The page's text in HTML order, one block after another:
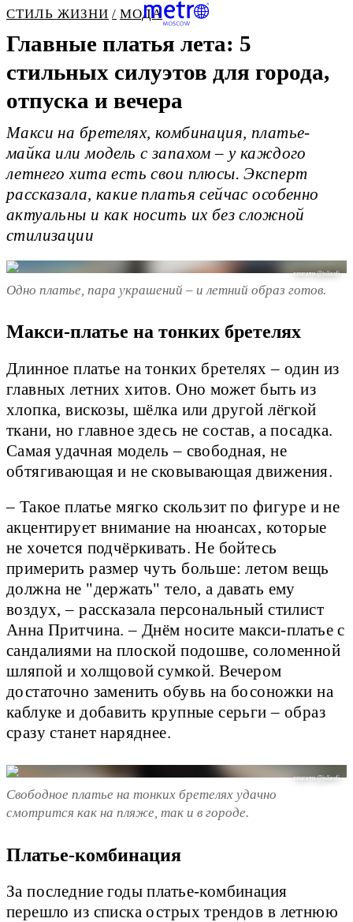
СТИЛЬ ЖИЗНИ МОДА
Главные платья лета: 5
стильных силуэтов для города,
отпуска и вечера
Макси на бретелях, комбинация, платье-
майка или модель с запахом – у каждого
летнего хита есть свои плюсы. Эксперт
рассказала, какие платья сейчас особенно
актуальны и как носить их без сложной
стилизации
соцсети @juliesfi
Одно платье, пара украшений – и летний образ готов.
Макси-платье на тонких бретелях
Длинное платье на тонких бретелях – один из
главных летних хитов. Оно может быть из
хлопка, вискозы, шёлка или другой лёгкой
ткани, но главное здесь не состав, а посадка.
Самая удачная модель – свободная, не
обтягивающая и не сковывающая движения.
– Такое платье мягко скользит по фигуре и не
акцентирует внимание на нюансах, которые
не хочется подчёркивать. Не бойтесь
примерить размер чуть больше: летом вещь
должна не "держать" тело, а давать ему
воздух, – рассказала персональный стилист
Анна Притчина. – Днём носите макси-платье с
сандалиями на плоской подошве, соломенной
шляпой и холщовой сумкой. Вечером
достаточно заменить обувь на босоножки на
каблуке и добавить крупные серьги – образ
сразу станет наряднее.
соцсети @juliesfi
Свободное платье на тонких бретелях удачно
смотрится как на пляже, так и в городе.
Платье-комбинация
За последние годы платье-комбинация
перешло из списка острых трендов в летнюю